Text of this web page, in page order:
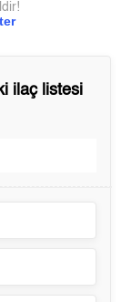
ilaç listesi